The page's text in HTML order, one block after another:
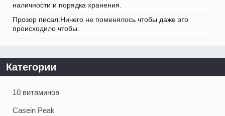
наличности и порядка хранения.
Прозор писал:Ничего не поменялось чтобы даже это
происходило чтобы.
Категории
10 витаминов
Casein Peak